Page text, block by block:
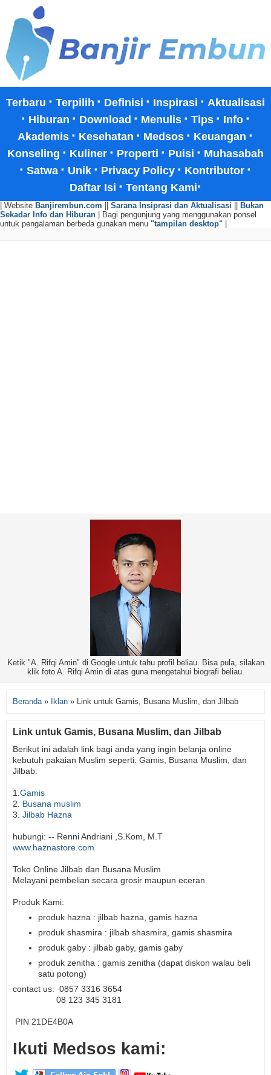
Terbaru · Terpilih · Definisi · Inspirasi · Aktualisasi
· Hiburan · Download · Menulis · Tips · Info ·
Akademis · Kesehatan · Medsos · Keuangan ·
Konseling · Kuliner · Properti · Puisi · Muhasabah
· Satwa · Unik · Privacy Policy · Kontributor ·
Daftar Isi · Tentang Kami·
| Website Banjirembun.com || Sarana Insiprasi dan Aktualisasi || Bukan
Sekadar Info dan Hiburan | Bagi pengunjung yang menggunakan ponsel
untuk pengalaman berbeda gunakan menu "tampilan desktop" |
Ketik "A. Rifqi Amin" di Google untuk tahu profil beliau. Bisa pula, silakan
klik foto A. Rifqi Amin di atas guna mengetahui biografi beliau.
Beranda » Iklan » Link untuk Gamis, Busana Muslim, dan Jilbab
Link untuk Gamis, Busana Muslim, dan Jilbab
Berikut ini adalah link bagi anda yang ingin belanja online
kebutuh pakaian Muslim seperti: Gamis, Busana Muslim, dan
Jilbab:
1. Gamis
2. Busana muslim
3. Jilbab Hazna
hubungi: -- Renni Andriani ,S.Kom, M.T
www.haznastore.com
Toko Online Jilbab dan Busana Muslim
Melayani pembelian secara grosir maupun eceran
Produk Kami:
produk hazna : jilbab hazna, gamis hazna
produk shasmira : jilbab shasmira, gamis shasmira
produk gaby : jilbab gaby, gamis gaby
produk zenitha : gamis zenitha (dapat diskon walau beli
satu potong)
contact us: 0857 3316 3654
08 123 345 3181
PIN 21DE4B0A
Ikuti Medsos kami: